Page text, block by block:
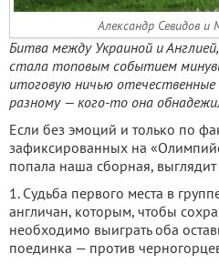
Александр Севидов и
Битва между Украиной и
стала топовым событием
итоговую ничью
разному — кого-то она
Если без эмоций и только по
зафиксированных на
попала наша сборная,
1. Судьба первого места в
англичан, которым, чтобы
необходимо выиграть оба
поединка — против